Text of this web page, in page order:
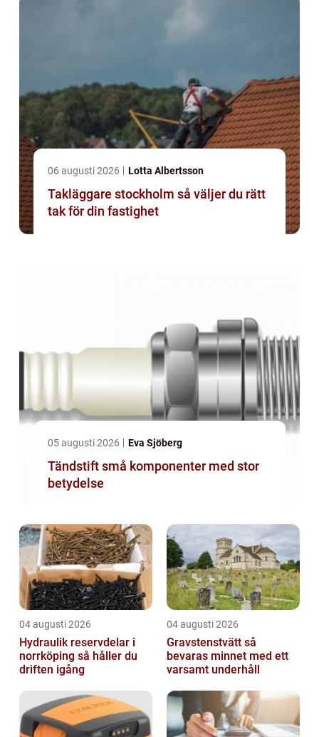
06 augusti 2026 Lotta Albertsson
Takläggare stockholm så väljer du rätt
tak för din fastighet
05 augusti 2026 Eva Sjöberg
Tändstift små komponenter med stor
betydelse
04 augusti 2026
Hydraulik reservdelar i
norrköping så håller du
driften igång
04 augusti 2026
Gravstenstvätt så
bevaras minnet med ett
varsamt underhåll